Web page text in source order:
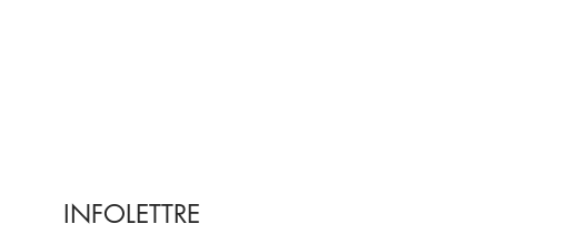
INFOLETTRE